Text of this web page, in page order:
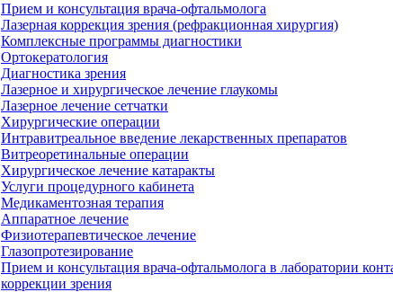
Прием и консультация врача-офтальмолога
Лазерная коррекция зрения (рефракционная хирургия)
Комплексные программы диагностики
Ортокератология
Диагностика зрения
Лазерное и хирургическое лечение глаукомы
Лазерное лечение сетчатки
Хирургические операции
Интравитреальное введение лекарственных препаратов
Витреоретинальные операции
Хирургическое лечение катаракты
Услуги процедурного кабинета
Медикаментозная терапия
Аппаратное лечение
Физиотерапевтическое лечение
Глазопротезирование
Прием и консультация врача-офтальмолога в лаборатории
коррекции зрения